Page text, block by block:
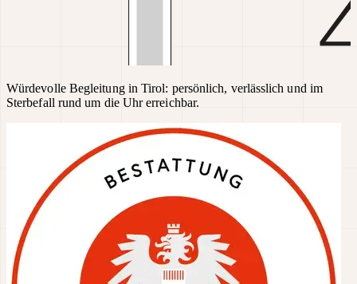
Würdevolle Begleitung in Tirol: persönlich, verlässlich und im
Sterbefall rund um die Uhr erreichbar.